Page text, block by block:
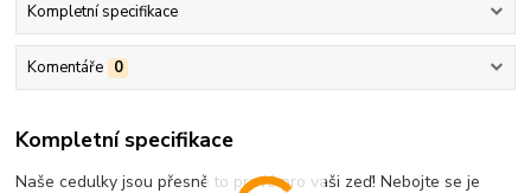
Kompletní specifikace
Komentáře 0
Kompletní specifikace
Naše cedulky jsou přesně to pravé pro vaši zeď! Nebojte se je